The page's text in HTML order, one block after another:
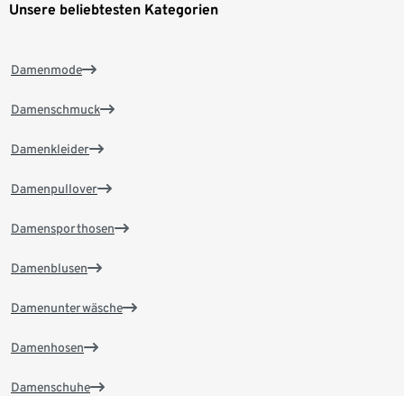
Unsere beliebtesten Kategorien
Damenmode
Damenschmuck
Damenkleider
Damenpullover
Damensporthosen
Damenblusen
Damenunterwäsche
Damenhosen
Damenschuhe